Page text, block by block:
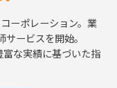
ーポレーション。業
ービスを開始。
な実績に基づいた指